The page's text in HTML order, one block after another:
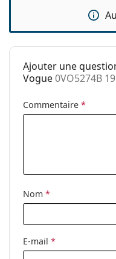
pont:
19
Poids:
45 g
nez ajustables:
Non
Accessoires
Autres
Sexe:
Marque:
Ajouter une
Vogue0VO5274B
Commentaire *
Nom *
E-mail *